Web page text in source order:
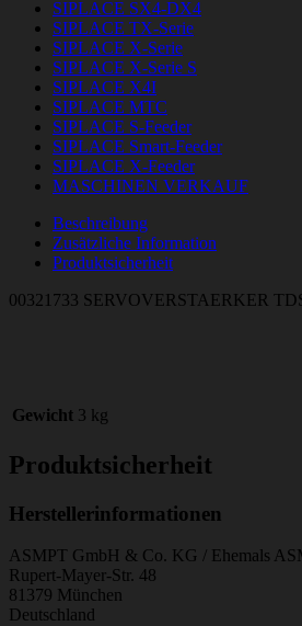
SIPLACE SX4-DX4
SIPLACE TX-Serie
SIPLACE X-Serie
SIPLACE X-Serie S
SIPLACE X4I
SIPLACE MTC
SIPLACE S-Feeder
SIPLACE Smart-Feeder
SIPLACE X-Feeder
MASCHINEN VERKAUF
Beschreibung
Zusätzliche Information
Produktsicherheit
00321733 SERVOVERSTAERKER
Gewicht 3 kg
Produktsicherheit
Herstellerinformationen
ASMPT GmbH & Co. KG / Ehemals
Rupert-Mayer-Str. 48
81379 München
Deutschland